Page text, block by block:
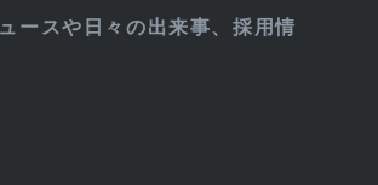
ースや日々の出来事、採用情